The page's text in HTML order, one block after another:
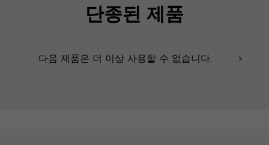
단종된 제품
다음 제품은 더 이상 사용할 수 없습니다.